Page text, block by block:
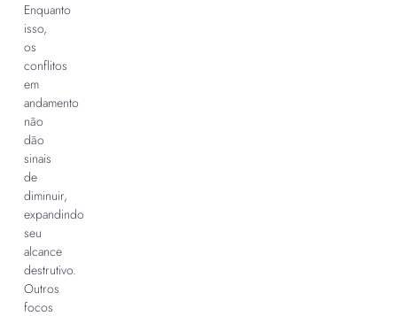
Enquanto
isso,
os
conflitos
em
andamento
não
dão
sinais
de
diminuir,
expandindo
seu
alcance
destrutivo.
Outros
focos